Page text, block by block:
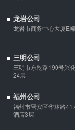
龙岩公司
龙岩市商务中心大厦E
三明公司
三明市东乾路190号兴
24层
福州公司
福州市晋安区华林路
酒店3层